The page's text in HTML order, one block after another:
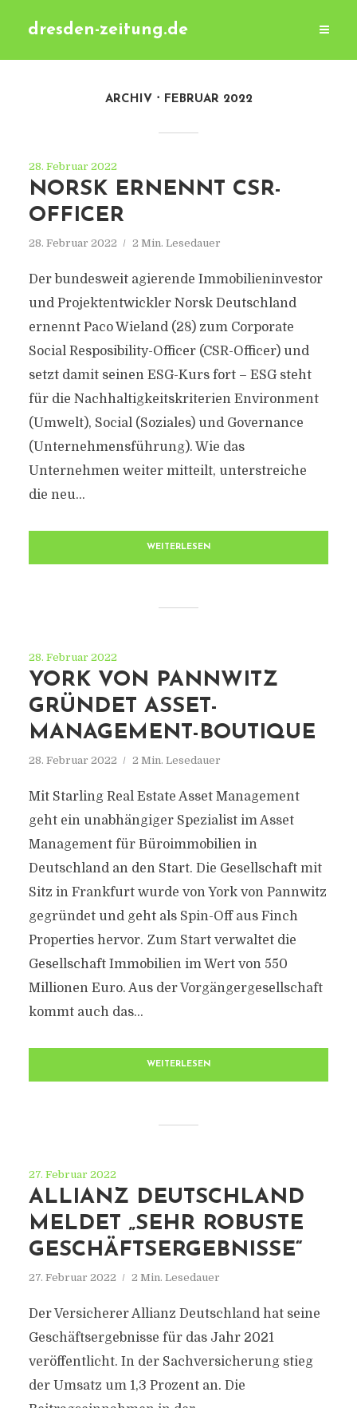
dresden-zeitung.de
ARCHIV FEBRUAR 2022
28. Februar 2022
NORSK ERNENNT CSR-
OFFICER
28. Februar 2022 2 Min. Lesedauer
Der bundesweit agierende Immobilieninvestor
und Projektentwickler Norsk Deutschland
ernennt Paco Wieland (28) zum Corporate
Social Resposibility-Officer (CSR-Officer) und
setzt damit seinen ESG-Kurs fort – ESG steht
für die Nachhaltigkeitskriterien Environment
(Umwelt), Social (Soziales) und Governance
(Unternehmensführung). Wie das
Unternehmen weiter mitteilt, unterstreiche
die neu...
WEITERLESEN
28. Februar 2022
YORK VON PANNWITZ
GRÜNDET ASSET-
MANAGEMENT-BOUTIQUE
28. Februar 2022 2 Min. Lesedauer
Mit Starling Real Estate Asset Management
geht ein unabhängiger Spezialist im Asset
Management für Büroimmobilien in
Deutschland an den Start. Die Gesellschaft mit
Sitz in Frankfurt wurde von York von Pannwitz
gegründet und geht als Spin-Off aus Finch
Properties hervor. Zum Start verwaltet die
Gesellschaft Immobilien im Wert von 550
Millionen Euro. Aus der Vorgängergesellschaft
kommt auch das...
WEITERLESEN
27. Februar 2022
ALLIANZ DEUTSCHLAND
MELDET „SEHR ROBUSTE
GESCHÄFTSERGEBNISSE“
27. Februar 2022 2 Min. Lesedauer
Der Versicherer Allianz Deutschland hat seine
Geschäftsergebnisse für das Jahr 2021
veröffentlicht. In der Sachversicherung stieg
der Umsatz um 1,3 Prozent an. Die